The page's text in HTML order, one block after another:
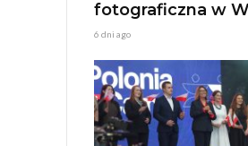
fotograficzna w
6 dni ago